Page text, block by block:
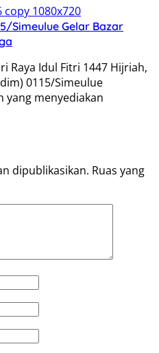
Simeulue Gelar Bazar
Raya Idul Fitri 1447 Hijriah,
0115/Simeulue
yang menyediakan
dipublikasikan. Ruas yang